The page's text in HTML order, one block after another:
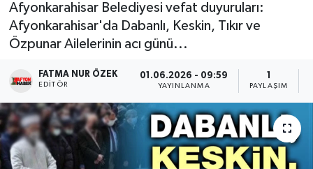
Afyonkarahisar Belediyesi vefat duyuruları:
Afyonkarahisar'da Dabanlı, Keskin, Tıkır ve
Özpunar Ailelerinin acı günü...
FATMA NUR ÖZEK
EDITÖR
01.06.2026 - 09:59
YAYINLANMA PAYLAŞIM
Sivil Toplum
Etkinlikler